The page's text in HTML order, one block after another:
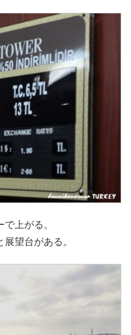
上がる。
望台がある。